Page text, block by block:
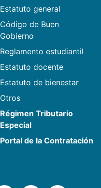
Estatuto general
Código de Buen
Gobierno
Reglamento estudiantil
Estatuto docente
Estatuto de bienestar
Otros
Régimen Tributario
Especial
Portal de la Contratación